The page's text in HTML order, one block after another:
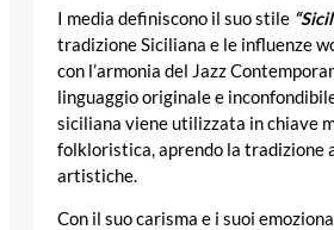
I media definiscono il suo stile
tradizione Siciliana e le influenze
con l’armonia del Jazz
linguaggio originale e
siciliana viene utilizzata in chiave
folkloristica, aprendo la tradizione
artistiche.
Con il suo carisma e i suoi